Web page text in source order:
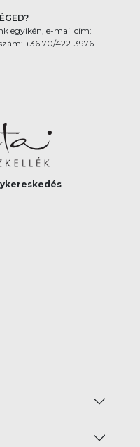
egyikén, e-mail cím:
+36 70/422-3976